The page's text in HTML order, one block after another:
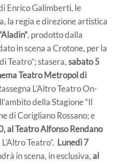
Enrico Galimberti, le
la regia e direzione artistica
, prodotto dalla
in scena a Crotone, per la
Teatro”; stasera,sabato 5
Teatro Metropol di
L’Altro Teatro On-
della Stagione “Il
di Corigliano Rossano; e
al Teatro Alfonso Rendano
Teatro”. Lunedì 7
in scena, in esclusiva,al